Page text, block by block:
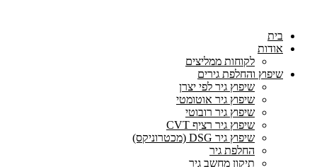
בית
אודות
לקוחות ממליצים
שיפוץ והחלפת גירים
שיפוץ גיר לפי יצרן
שיפוץ גיר אוטומטי
שיפוץ גיר רובוטי
שיפוץ גיר רציף CVT
שיפוץ גיר DSG (מכטרוניקס)
החלפת גיר
תיקון מחשב גיר